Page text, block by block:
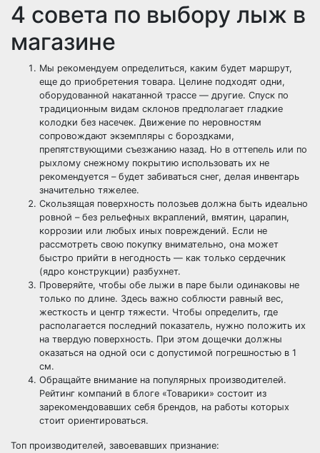
4 совета по выбору лыж в
магазине
Мы рекомендуем определиться, каким будет маршрут,
еще до приобретения товара. Целине подходят одни,
оборудованной накатанной трассе — другие. Спуск по
традиционным видам склонов предполагает гладкие
колодки без насечек. Движение по неровностям
сопровождают экземпляры с бороздками,
препятствующими съезжанию назад. Но в оттепель или по
рыхлому снежному покрытию использовать их не
рекомендуется – будет забиваться снег, делая инвентарь
значительно тяжелее.
Скользящая поверхность полозьев должна быть идеально
ровной – без рельефных вкраплений, вмятин, царапин,
коррозии или любых иных повреждений. Если не
рассмотреть свою покупку внимательно, она может
быстро прийти в негодность — как только сердечник
(ядро конструкции) разбухнет.
Проверяйте, чтобы обе лыжи в паре были одинаковы не
только по длине. Здесь важно соблюсти равный вес,
жесткость и центр тяжести. Чтобы определить, где
располагается последний показатель, нужно положить их
на твердую поверхность. При этом дощечки должны
оказаться на одной оси с допустимой погрешностью в 1
см.
Обращайте внимание на популярных производителей.
Рейтинг компаний в блоге «Товарики» состоит из
зарекомендовавших себя брендов, на работы которых
стоит ориентироваться.
Топ производителей, завоевавших признание: